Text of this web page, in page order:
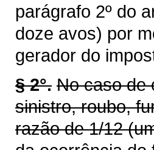
parágrafo 2º do
doze avos) por
gerador do
§ 2°. No caso de
sinistro, roubo,
razão de 1/12